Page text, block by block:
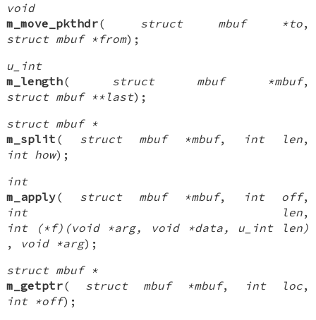
void
m_move_pkthdr( struct mbuf *to,
struct mbuf *from);
u_int
m_length( struct mbuf *mbuf,
struct mbuf **last);
struct mbuf *
m_split ( struct mbuf *mbuf, int len,
int how);
int
m_apply( struct mbuf *mbuf, int off,
int len,
int (*f)(void *arg, void *data, u_int len)
, void *arg);
struct mbuf *
m_getptr( struct mbuf *mbuf, int loc,
int *off);